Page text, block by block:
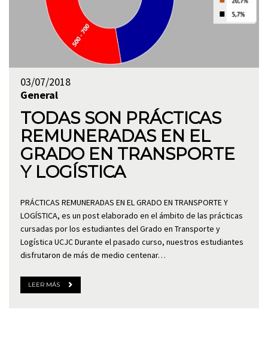
03/07/2018
General
TODAS SON PRÁCTICAS
REMUNERADAS EN EL
GRADO EN TRANSPORTE
Y LOGÍSTICA
PRÁCTICAS REMUNERADAS EN EL GRADO EN TRANSPORTE Y
LOGÍSTICA, es un post elaborado en el ámbito de las prácticas
cursadas por los estudiantes del Grado en Transporte y
Logística UCJC Durante el pasado curso, nuestros estudiantes
disfrutaron de más de medio centenar…
LEER MÁS